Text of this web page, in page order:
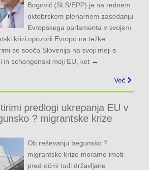
Bogovič (SLS/EPP) je na rednem
oktobrskem plenarnem zasedanju
Evropskega parlamenta v svojem
krizi opozoril Evropo na težke
se sooča Slovenija na svoji meji s
in schengenski meji EU, kot →
Več
predlogi ukrepanja EU v
? migrantske krize
Ob reševanju begunsko ?
migrantske krize moramo imeti
pred očmi tudi državljane